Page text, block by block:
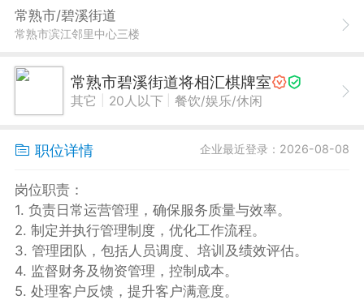
常熟市/碧溪街道
常熟市滨江邻里中心三楼
常熟市碧溪街道将相汇棋牌室
其它 20人以下 餐饮/娱乐/休闲
职位详情 企业最近登录：2026-08-08
岗位职责：
1. 负责日常运营管理，确保服务质量与效率。
2. 制定并执行管理制度，优化工作流程。
3. 管理团队，包括人员调度、培训及绩效评估。
4. 监督财务及物资管理，控制成本。
5. 处理客户反馈，提升客户满意度。